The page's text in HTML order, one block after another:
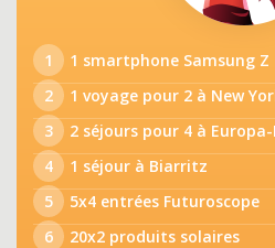
1
1 smartphone Samsung Z
2
1 voyage pour 2 à New
3
2 séjours pour 4 à
4
1 séjour à Biarritz
5
5x4 entrées Futuroscope
6
20x2 produits solaires